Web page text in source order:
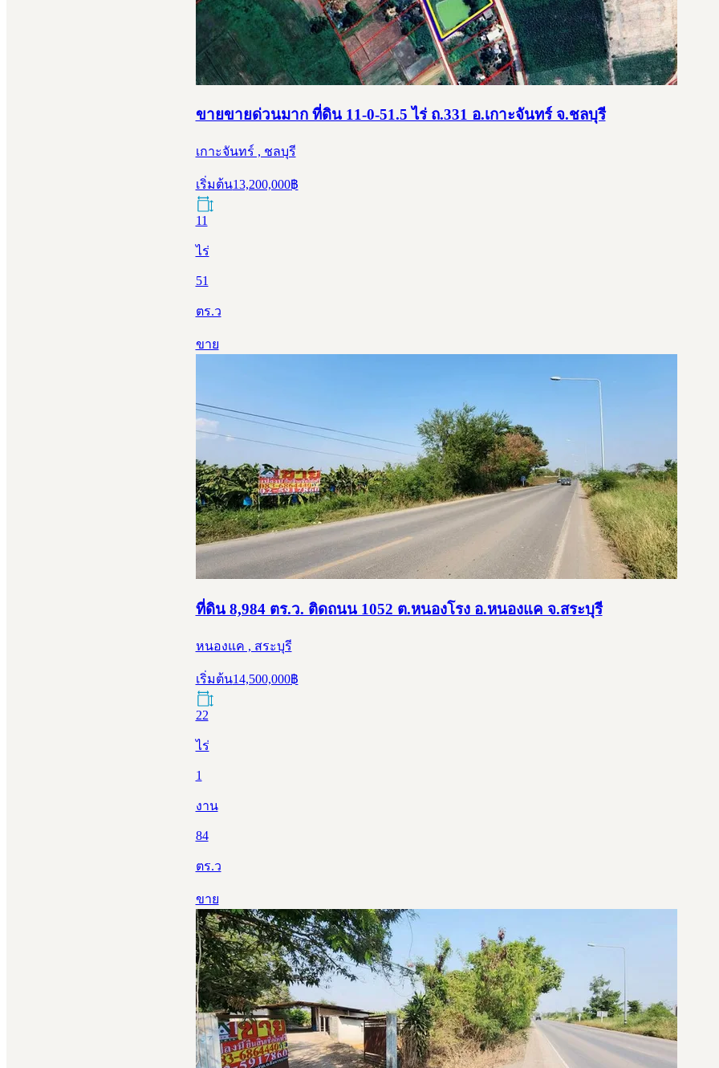
ขายขายด่วนมาก ที่ดิน 11-0-51.5 ไร่ ถ.331 อ.เกาะจันทร์ จ.ชลบุรี
เกาะจันทร์ , ชลบุรี
เริ่มต้น13,200,000฿
11
ไร่
51
ตร.ว
ขาย
ที่ดิน 8,984 ตร.ว. ติดถนน 1052 ต.หนองโรง อ.หนองแค จ.สระบุรี
หนองแค , สระบุรี
เริ่มต้น14,500,000฿
22
ไร่
1
งาน
84
ตร.ว
ขาย